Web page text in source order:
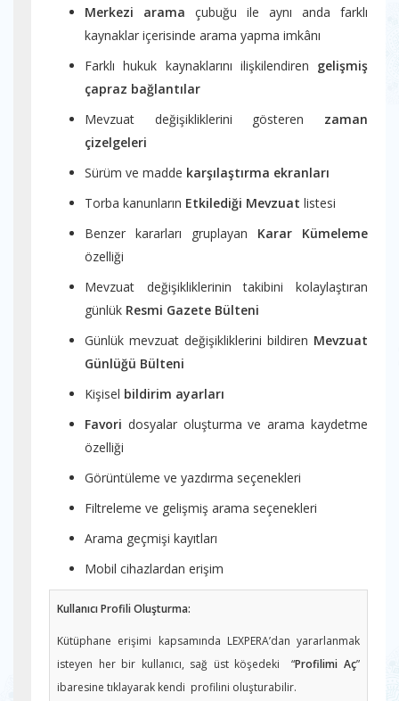
Merkezi arama çubuğu ile aynı anda farklı
kaynaklar içerisinde arama yapma imkânı
Farklı hukuk kaynaklarını ilişkilendiren gelişmiş
çapraz bağlantılar
Mevzuat değişikliklerini gösteren zaman
çizelgeleri
Sürüm ve madde karşılaştırma ekranları
Torba kanunların Etkilediği Mevzuat listesi
Benzer kararları gruplayan Karar Kümeleme
özelliği
Mevzuat değişikliklerinin takibini kolaylaştıran
günlük Resmi Gazete Bülteni
Günlük mevzuat değişikliklerini bildiren Mevzuat
Günlüğü Bülteni
Kişisel bildirim ayarları
Favori dosyalar oluşturma ve arama kaydetme
özelliği
Görüntüleme ve yazdırma seçenekleri
Filtreleme ve gelişmiş arama seçenekleri
Arama geçmişi kayıtları
Mobil cihazlardan erişim
Kullanıcı Profili Oluşturma:
Kütüphane erişimi kapsamında LEXPERA’dan yararlanmak
isteyen her bir kullanıcı, sağ üst köşedeki “Profilimi Aç”
ibaresine tıklayarak kendi profilini oluşturabilir.